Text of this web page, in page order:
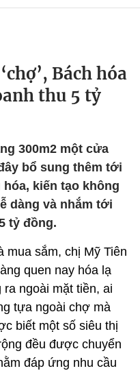
Bách hóa
thu 5 tỷ
300m2 một cửa
bổ sung thêm tới
hóa, kiến tạo không
dàng và nhắm tới
tỷ đồng.
mua sắm, chị Mỹ Tiên
quen nay hóa lạ
ngoài mặt tiền, ai
tựa ngoài chợ mà
biết một số siêu thị
đều được chuyển
đáp ứng nhu cầu